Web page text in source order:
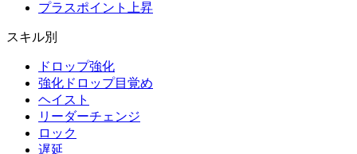
プラスポイント上昇
スキル別
ドロップ強化
強化ドロップ目覚め
ヘイスト
リーダーチェンジ
ロック
遅延